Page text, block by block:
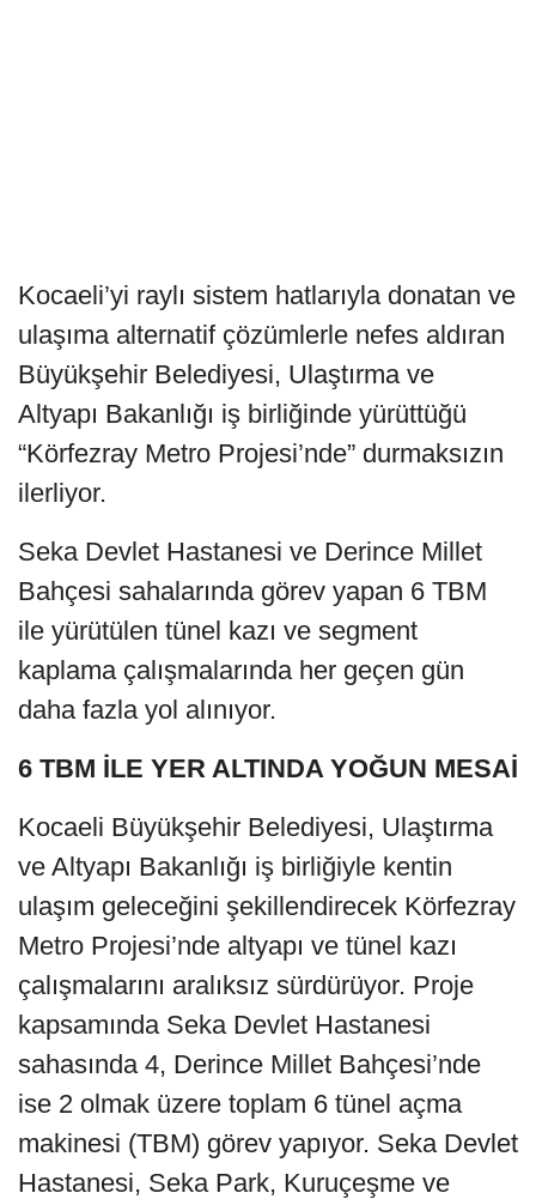
Kocaeli’yi raylı sistem hatlarıyla donatan ve
ulaşıma alternatif çözümlerle nefes aldıran
Büyükşehir Belediyesi, Ulaştırma ve
Altyapı Bakanlığı iş birliğinde yürüttüğü
“Körfezray Metro Projesi’nde” durmaksızın
ilerliyor.
Seka Devlet Hastanesi ve Derince Millet
Bahçesi sahalarında görev yapan 6 TBM
ile yürütülen tünel kazı ve segment
kaplama çalışmalarında her geçen gün
daha fazla yol alınıyor.
6 TBM İLE YER ALTINDA YOĞUN MESAİ
Kocaeli Büyükşehir Belediyesi, Ulaştırma
ve Altyapı Bakanlığı iş birliğiyle kentin
ulaşım geleceğini şekillendirecek Körfezray
Metro Projesi’nde altyapı ve tünel kazı
çalışmalarını aralıksız sürdürüyor. Proje
kapsamında Seka Devlet Hastanesi
sahasında 4, Derince Millet Bahçesi’nde
ise 2 olmak üzere toplam 6 tünel açma
makinesi (TBM) görev yapıyor. Seka Devlet
Hastanesi, Seka Park, Kuruçeşme ve